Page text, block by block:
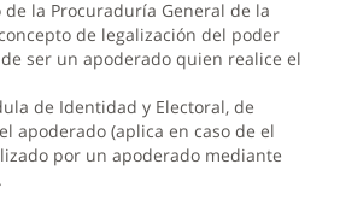
de la Procuraduría General de la
de legalización del poder
ser un apoderado quien realice el
de Identidad y Electoral, de
apoderado (aplica en caso de el
por un apoderado mediante